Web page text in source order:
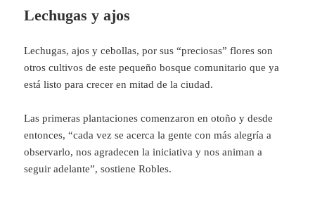
Lechugas y ajos
Lechugas, ajos y cebollas, por sus “preciosas” flores son
otros cultivos de este pequeño bosque comunitario que ya
está listo para crecer en mitad de la ciudad.
Las primeras plantaciones comenzaron en otoño y desde
entonces, “cada vez se acerca la gente con más alegría a
observarlo, nos agradecen la iniciativa y nos animan a
seguir adelante”, sostiene Robles.